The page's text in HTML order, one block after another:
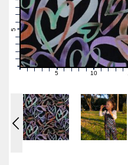
0
1
3
4
5
6
8
0 1 2 3 4 5 6 7 8910 1112131415